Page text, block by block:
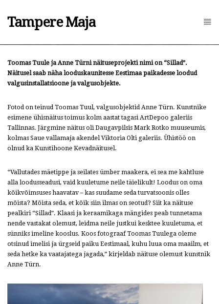
Tampere Maja
Toomas Tuule ja Anne Türni näituseprojekti nimi on “Sillad”.
Näitusel saab näha looduskaunitesse Eestimaa paikadesse loodud
valgusinstallatsioone ja valgusobjekte.
Fotod on teinud Toomas Tuul, valgusobjektid Anne Türn. Kunstnike
esimene ühisnäitus toimus kolm aastat tagasi ArtDepoo galeriis
Tallinnas. Järgmine näitus oli Daugavpilsis Mark Rotko muuseumis,
kolmas Saue vallamaja akendel Viktoria Olti galeriis. Ühistöö on
olnud ka Kunstihoone Kevadnäitusel.
“Vallutades mäetippe ja seilates ümber maakera, ei sea me kahtluse
alla loodusseadusi, vaid kuuletume neile täielikult! Loodus on oma
kõikvõimsuses haavatav – kas suudame seda turvatsoonis olles
mõista? Mõista seda, et kõik siin ilmas on seotud? Siit ka näituse
pealkiri “Sillad”. Klaasi ja keraamikaga mängides peab tunnetama
nende vastakat olemust, leidma neile justkui kesktee kuuletuma, et
sünniks imeline kooslus. Koos fotograaf Toomas Tuulega oleme
otsinud imelisi ja ürgseid paiku Eestimaal, kuhu luua oma maailm, et
seda hetke ka vaatajatega jagada,” kirjeldab näituse olemust kunstnik
Anne Türn.